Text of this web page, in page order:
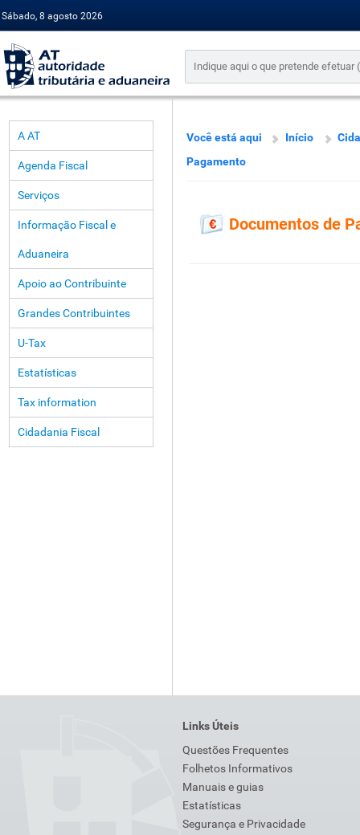
Sábado, 8 agosto 2026
A AT
Agenda Fiscal
Serviços
Informação Fiscal e
Aduaneira
Apoio ao Contribuinte
Grandes Contribuintes
U-Tax
Estatísticas
Tax information
Cidadania Fiscal
Você está aqui Início
Pagamento
Documentos de
Links Úteis
Questões Frequentes
Folhetos Informativos
Manuais e guias
Estatísticas
Segurança e Privacidade